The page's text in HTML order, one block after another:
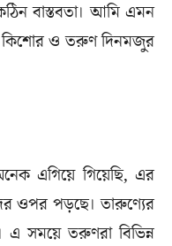
বাস্তবতা। আমি এমন
কিশোর ও তরুণ দিনমজুর
এগিয়ে গিয়েছি, এর
পড়ছে। তারুণ্যের
এ সময়ে তরুণরা বিভিন্ন